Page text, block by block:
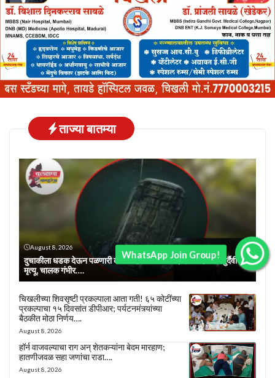
ताज्या बातम्या
August 8, 2026
दुचाकीला धडक देऊन पळणारी कार विहिरीत कोसळली; दोन महिलांचा दुर्दैवी
मृत्यू, चालक गंभीर….
चिखलीच्या शिवसृष्टी प्रकल्पाला आता गती! ६५ कोटींच्या
प्रकल्पाचा १५ दिवसांत डीपीआर; पर्यटनमंत्र्यांच्या
बैठकीत मोठा निर्णय….
August 8, 2026
हॉर्न वाजवल्याचा राग अन् शेतकऱ्यांना बेदम मारहाण;
हातणीजवळ सहा जणांचा राडा….
August 8, 2026
WhatsApp Join Group!